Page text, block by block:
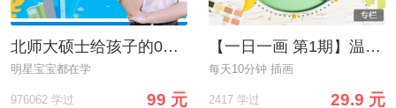
北师大硕士给孩子的0基础艺术启蒙绘画课
明星宝宝都在学
976062 学过 99 元
【一日一画 第1期】温暖手绘，给生活写一封情书
每天10分钟 插画
2417 学过 29.9 元